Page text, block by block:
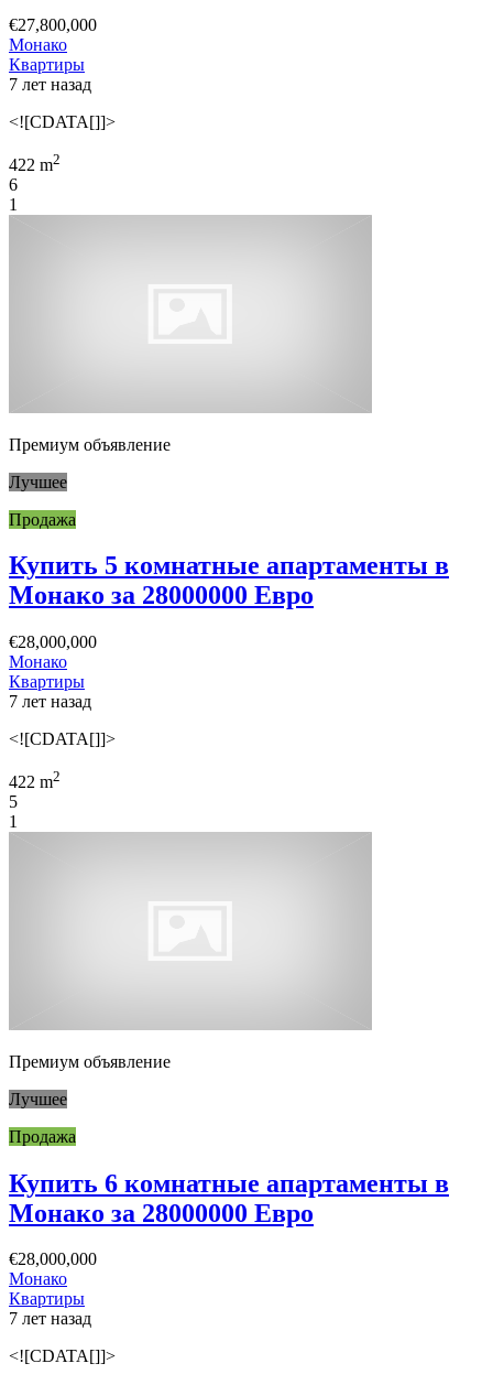
€27,800,000
Монако
Квартиры
7 лет назад
<![CDATA[]]>
422 m2
6
1
Премиум объявление
Лучшее
Продажа
Купить 5 комнатные апартаменты в
Монако за 28000000 Евро
€28,000,000
Монако
Квартиры
7 лет назад
<![CDATA[]]>
422 m2
5
1
Премиум объявление
Лучшее
Продажа
Купить 6 комнатные апартаменты в
Монако за 28000000 Евро
€28,000,000
Монако
Квартиры
7 лет назад
<![CDATA[]]>